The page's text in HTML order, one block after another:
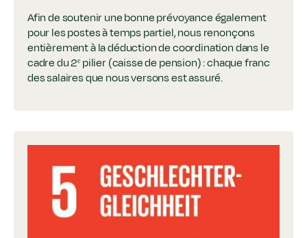
Afin de soutenir une bonne prévoyance également
pour les postes à temps partiel, nous renonçons
entièrement à la déduction de coordination dans le
cadre du 2ᵉ pilier (caisse de pension) : chaque franc
des salaires que nous versons est assuré.